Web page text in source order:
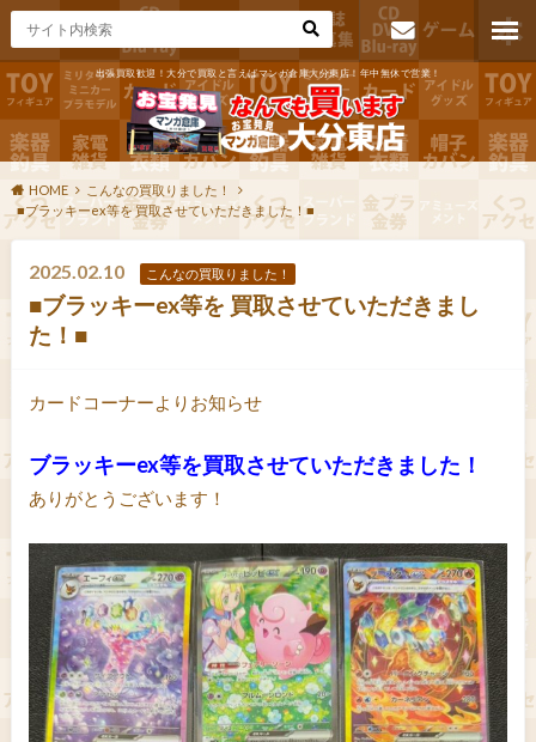
出張買取歓迎！大分で買取と言えばマンガ倉庫大分東店！年中無休で営業！
お問い合わ
せ
HOME
こんなの買取りました！
■ブラッキーex等を 買取させていただきました！■
2025.02.10 こんなの買取りました！
■ブラッキーex等を 買取させていただきまし
た！■
カードコーナーよりお知らせ
ブラッキーex等を買取させていただきました！
ありがとうございます！